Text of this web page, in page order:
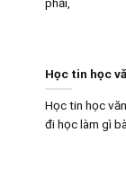
Học tin học
Học tin học
đi học làm gì